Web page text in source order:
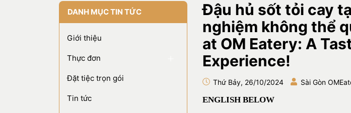
Đậu hủ sốt tỏi cay
nghiệm không thể
at OM Eatery: A
Experience!
Thứ Bảy, 26/10/2024 Sài Gòn
ENGLISH BELOW
DANH MỤC TIN TỨC
Giới thiệu
Thực đơn
Đặt tiệc trọn gói
Tin tức